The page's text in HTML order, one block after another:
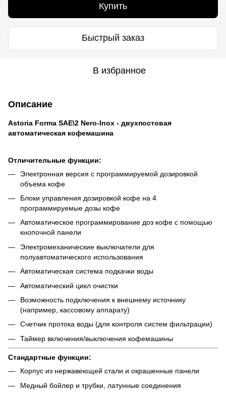
Купить
Быстрый заказ
В избранное
Описание
Astoria Forma SAE\2 Nero-Inox - двухпостовая
автоматическая кофемашина
Отличительные функции:
Электронная версия с программируемой дозировкой
объема кофе
Блоки управления дозировкой кофе на 4
программируемые дозы кофе
Автоматическое программирование доз кофе с помощью
кнопочной панели
Электромеханические выключатели для
полуавтоматического использования
Автоматическая система подкачки воды
Автоматический цикл очистки
Возможность подключения к внешнему источнику
(например, кассовому аппарату)
Счетчик протока воды (для контроля систем фильтрации)
Таймер включения/выключения кофемашины
Стандартные функции:
Корпус из нержавеющей стали и окрашенные панели
Медный бойлер и трубки, латунные соединения